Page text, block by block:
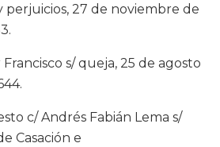
perjuicios, 27 de noviembre de
s/ queja, 25 de agosto
c/ Andrés Fabián Lema s/
Casación e